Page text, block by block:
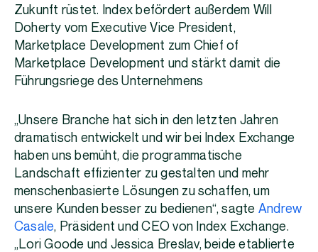
Zukunft rüstet. Index befördert außerdem Will
Doherty vom Executive Vice President,
Marketplace Development zum Chief of
Marketplace Development und stärkt damit die
Führungsriege des Unternehmens
„Unsere Branche hat sich in den letzten Jahren
dramatisch entwickelt und wir bei Index Exchange
haben uns bemüht, die programmatische
Landschaft effizienter zu gestalten und mehr
menschenbasierte Lösungen zu schaffen, um
unsere Kunden besser zu bedienen“, sagte Andrew
Casale, Präsident und CEO von Index Exchange.
„Lori Goode und Jessica Breslav, beide etablierte